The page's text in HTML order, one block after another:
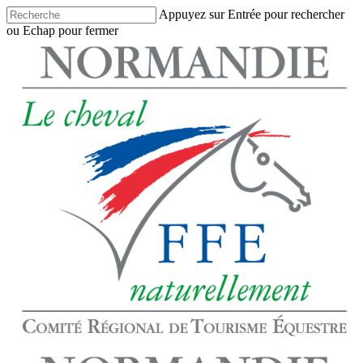
Skip
to
Appuyez sur Entrée pour rechercher
ou Echap pour fermer